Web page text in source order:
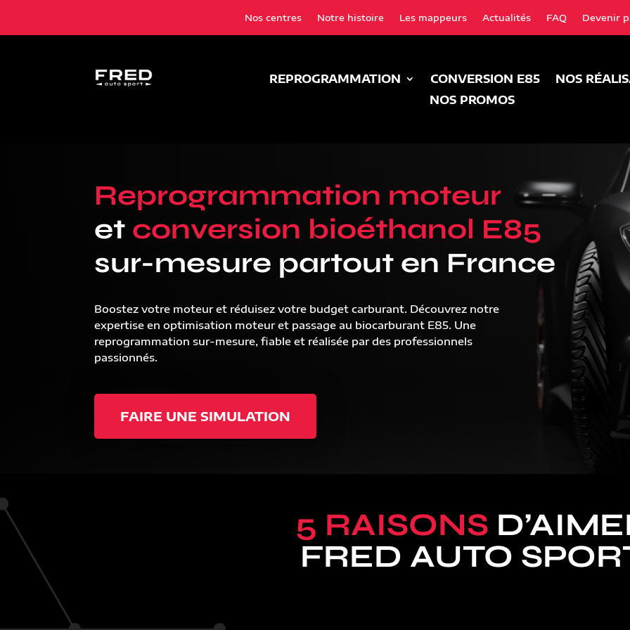
Nos centres Notre histoire Les mappeurs Actualités FAQ Devenir
REPROGRAMMATION CONVERSION E85
NOS
NOS PROMOS
Reprogrammation moteur
et conversion bioéthanol E85
sur-mesure partout en France
Boostez votre moteur et réduisez votre budget carburant. Découvrez notre
expertise en optimisation moteur et passage au biocarburant E85. Une
reprogrammation sur-mesure, fiable et réalisée par des professionnels
passionnés.
FAIRE UNE SIMULATION
5 RAISONS
FRED AUTO